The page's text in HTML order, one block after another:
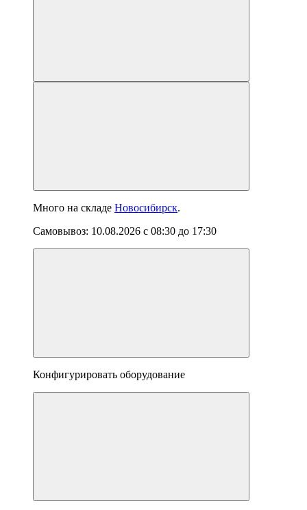
Много на складе Новосибирск.
Самовывоз: 10.08.2026 с 08:30 до 17:30
Конфигурировать оборудование